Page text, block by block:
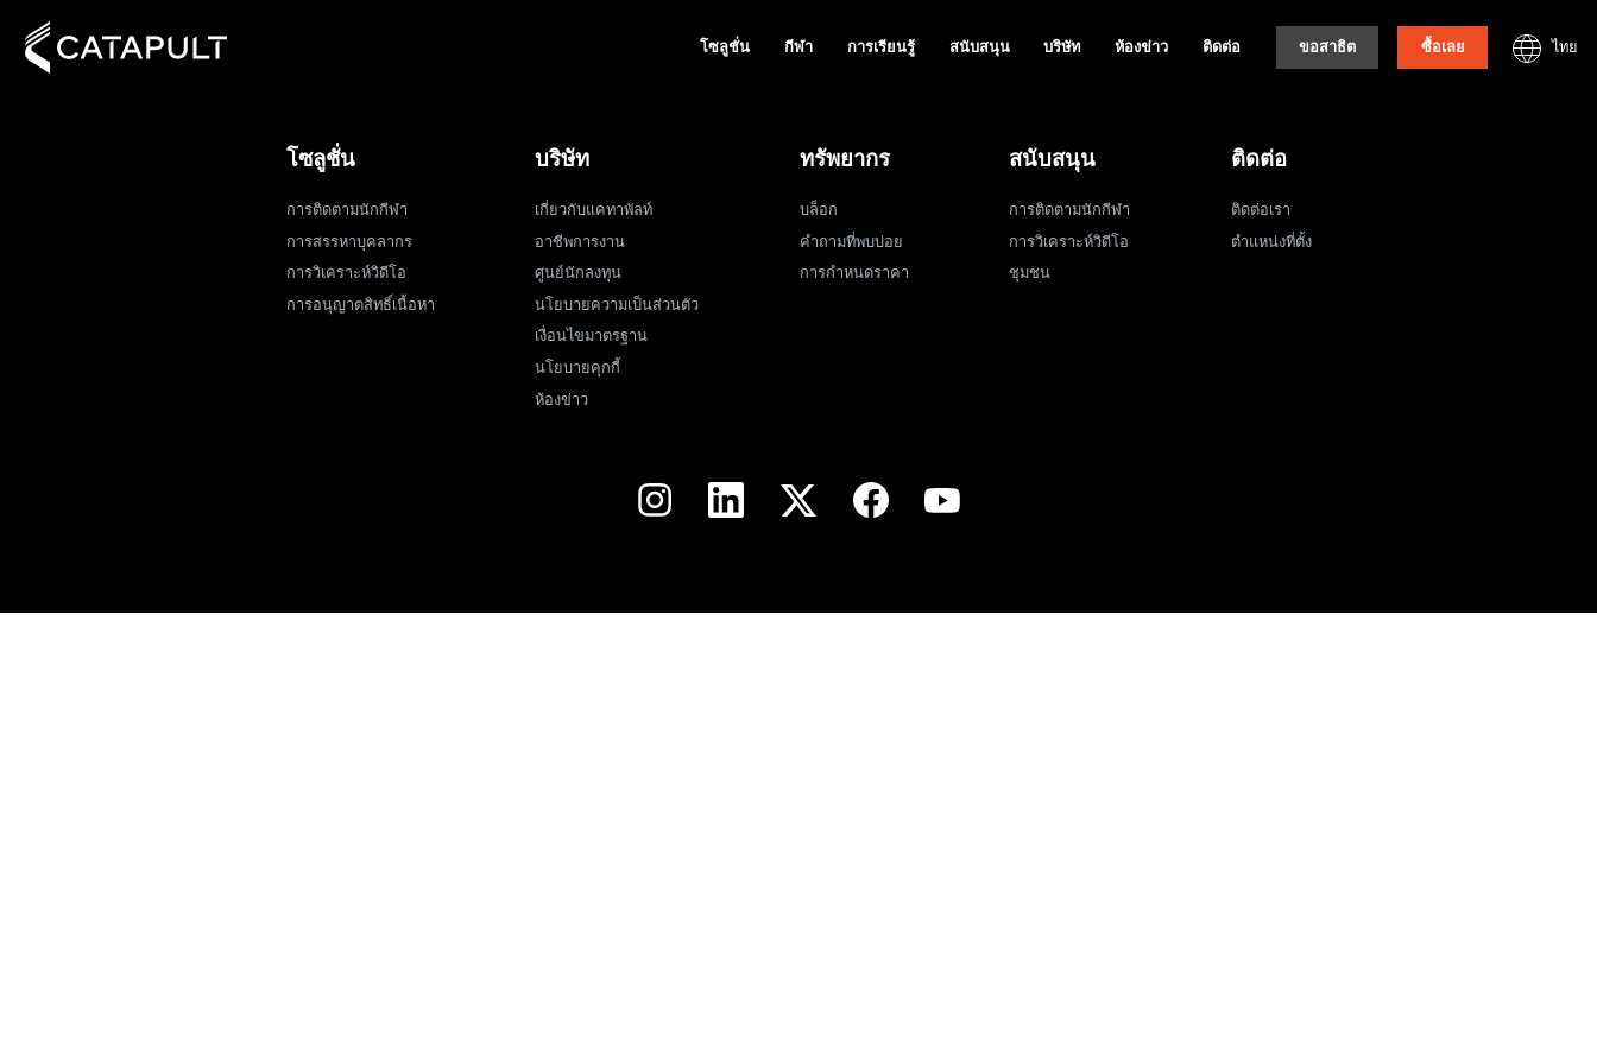
โซลูชั่น กีฬา การเรียนรู้ สนับสนุน บริษัท ห้องข่าว ติดต่อ ขอสาธิต ซื้อเลย ไทย
โซลูชั่น
การติดตามนักกีฬา
การสรรหาบุคลากร
การวิเคราะห์วิดีโอ
การอนุญาตสิทธิ์เนื้อหา
บริษัท
เกี่ยวกับแคทาพัลท์
อาชีพการงาน
ศูนย์นักลงทุน
นโยบายความเป็นส่วนตัว
เงื่อนไขมาตรฐาน
นโยบายคุกกี้
ห้องข่าว
ทรัพยากร
บล็อก
คำถามที่พบบ่อย
การกำหนดราคา
สนับสนุน
การติดตามนักกีฬา
การวิเคราะห์วิดีโอ
ชุมชน
ติดต่อ
ติดต่อเรา
ตำแหน่งที่ตั้ง